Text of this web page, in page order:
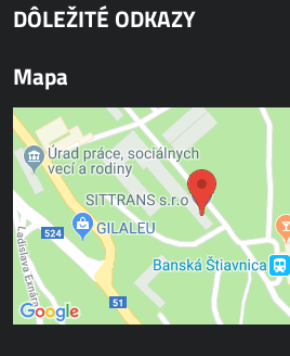
DÔLEŽITÉ ODKAZY
Mapa